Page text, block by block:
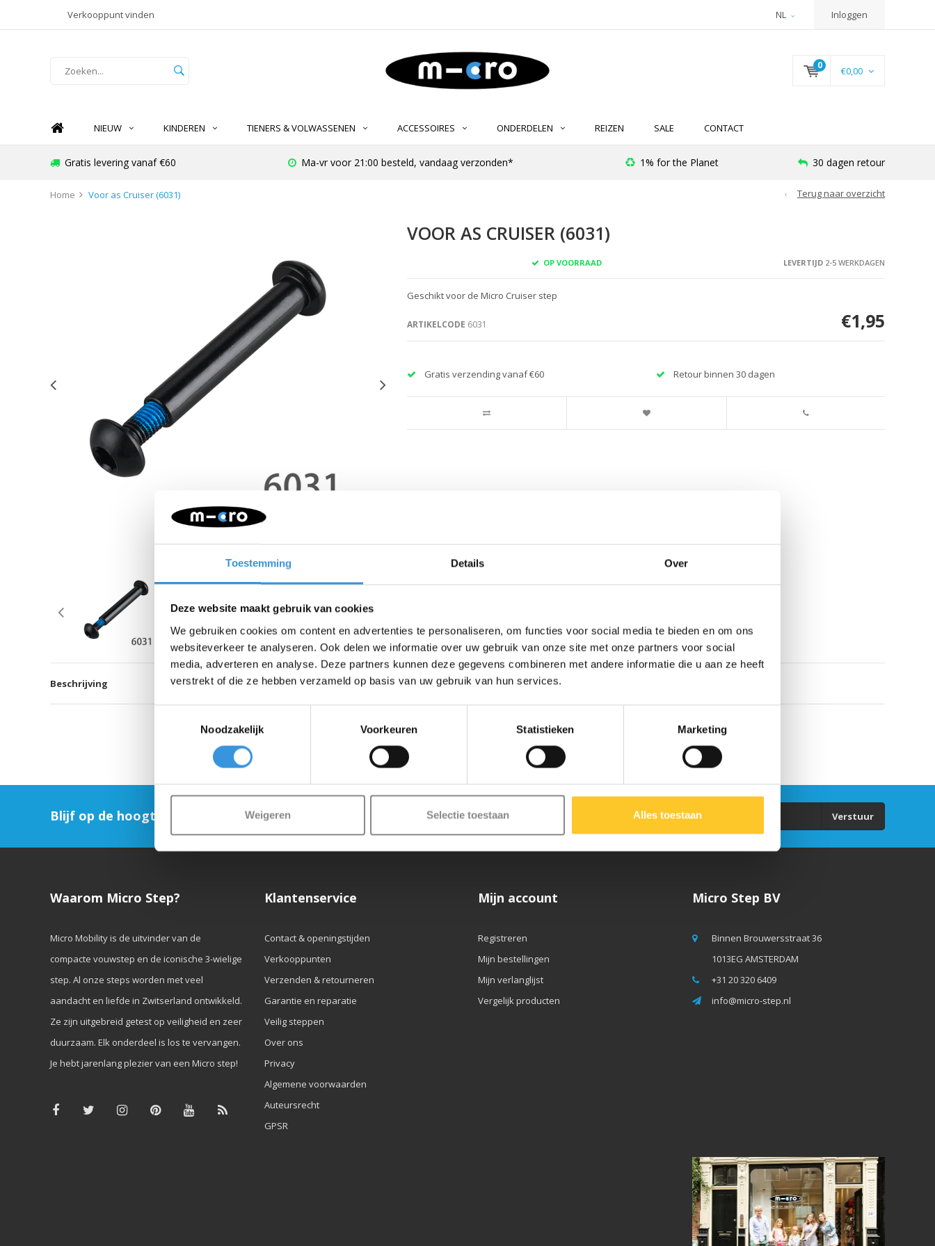
Toestemming Details Over
Deze website maakt gebruik van cookies
We gebruiken cookies om content en advertenties te personaliseren, om functies voor social media te bieden en om ons
websiteverkeer te analyseren. Ook delen we informatie over uw gebruik van onze site met onze partners voor social
media, adverteren en analyse. Deze partners kunnen deze gegevens combineren met andere informatie die u aan ze heeft
verstrekt of die ze hebben verzameld op basis van uw gebruik van hun services.
Noodzakelijk
Voorkeuren Statistieken Marketing
Weigeren Selectie toestaan Alles toestaan
Verkooppunt vinden NL Inloggen
0 €0,00
NIEUW KINDEREN TIENERS & VOLWASSENEN ACCESSOIRES ONDERDELEN REIZEN SALE CONTACT
Gratis levering vanaf €60 Ma-vr voor 21:00 besteld, vandaag verzonden* 1% for the Planet 30 dagen retour
Home Voor as Cruiser (6031) Terug naar overzicht
VOOR AS CRUISER (6031)
OP VOORRAAD LEVERTIJD2-5 WERKDAGEN
Geschikt voor de Micro Cruiser step
ARTIKELCODE 6031 €1,95
Gratis verzending vanaf €60 Retour binnen 30 dagen
Beschrijving
Blijf op de hoogte en schrijf je in voor onze nieuwsbrief Verstuur
Waarom Micro Step?
Micro Mobility is de uitvinder van de
compacte vouwstep en de iconische 3-wielige
step. Al onze steps worden met veel
aandacht en liefde in Zwitserland ontwikkeld.
Ze zijn uitgebreid getest op veiligheid en zeer
duurzaam. Elk onderdeel is los te vervangen.
Je hebt jarenlang plezier van een Micro step!
Klantenservice
Contact & openingstijden
Verkooppunten
Verzenden & retourneren
Garantie en reparatie
Veilig steppen
Over ons
Privacy
Algemene voorwaarden
Auteursrecht
GPSR
Mijn account
Registreren
Mijn bestellingen
Mijn verlanglijst
Vergelijk producten
Micro Step BV
Binnen Brouwersstraat 36
1013EG AMSTERDAM
+31 20 320 6409
info@micro-step.nl